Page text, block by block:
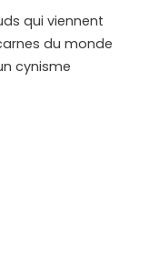
qui viennent
du monde
cynisme